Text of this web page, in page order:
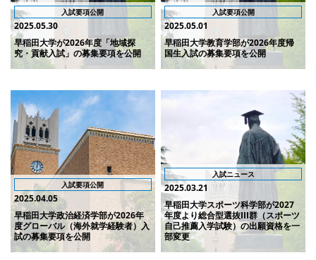
入試要項公開
2025.05.30
早稲田大学が2026年度「地域探
究・貢献入試」の募集要項を公開
入試要項公開
2025.05.01
早稲田大学教育学部が2026年度帰
国生入試の募集要項を公開
入試要項公開
2025.04.05
早稲田大学政治経済学部が2026年
度グローバル（海外就学経験者）入
試の募集要項を公開
入試ニュース
2025.03.21
早稲田大学スポーツ科学部が2027
年度より総合型選抜III群（スポーツ
自己推薦入学試験）の出願資格を一
部変更